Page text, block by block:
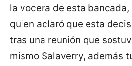
la vocera de esta bancada,
quien aclaró que esta
tras una reunión que
mismo Salaverry, además